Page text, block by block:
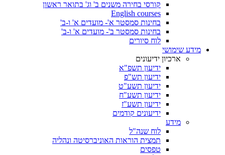
קורסי בחירה משנים ב' וג' בתואר ראשון
English courses
בחינות סמסטר א'- מועדים א' ו-ב'
בחינות סמסטר ב'- מועדים א' ו-ב'
לוח סיורים
מידע שימושי
ארכיון ידיעונים
ידיעון תשפ"א
ידיעון תש"פ
ידיעון תשע"ט
ידיעון תשע"ח
ידיעון תשע"ז
ידיעונים קודמים
מידע
לוח שנה"ל
תמצית הוראות האוניברסיטה ונהליה
טפסים